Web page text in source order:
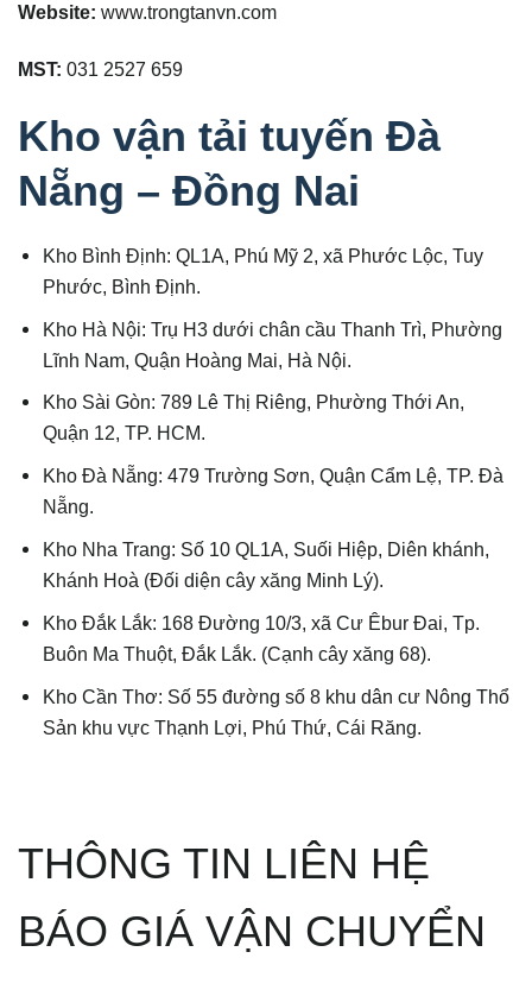
Website: www.trongtanvn.com
MST: 031 2527 659
Kho vận tải tuyến Đà
Nẵng – Đồng Nai
Kho Bình Định: QL1A, Phú Mỹ 2, xã Phước Lộc, Tuy
Phước, Bình Định.
Kho Hà Nội: Trụ H3 dưới chân cầu Thanh Trì, Phường
Lĩnh Nam, Quận Hoàng Mai, Hà Nội.
Kho Sài Gòn: 789 Lê Thị Riêng, Phường Thới An,
Quận 12, TP. HCM.
Kho Đà Nẵng: 479 Trường Sơn, Quận Cẩm Lệ, TP. Đà
Nẵng.
Kho Nha Trang: Số 10 QL1A, Suối Hiệp, Diên khánh,
Khánh Hoà (Đối diện cây xăng Minh Lý).
Kho Đắk Lắk: 168 Đường 10/3, xã Cư Êbur Đai, Tp.
Buôn Ma Thuột, Đắk Lắk. (Cạnh cây xăng 68).
Kho Cần Thơ: Số 55 đường số 8 khu dân cư Nông Thổ
Sản khu vực Thạnh Lợi, Phú Thứ, Cái Răng.
THÔNG TIN LIÊN HỆ
BÁO GIÁ VẬN CHUYỂN